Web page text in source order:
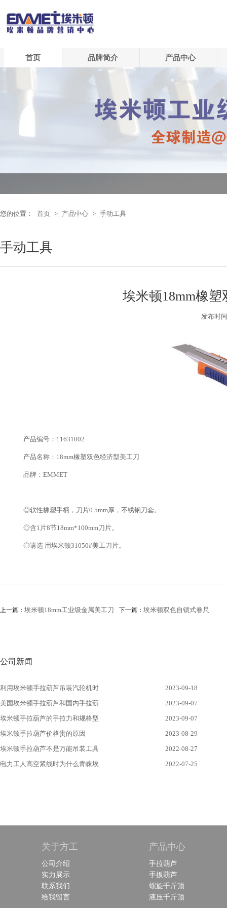
首页 品牌简介 产品中心
您的位置： 首页 > 产品中心 > 手动工具
手动工具
埃米顿18mm橡
发布时
产品编号：11631002
产品名称：18mm橡塑双色经济型美工刀
品牌：EMMET
◎软性橡塑手柄，刀片0.5mm厚，不锈钢刀套。
◎含1片8节18mm*100mm刀片。
◎请选 用埃米顿31050#美工刀片。
上一篇： 埃米顿18mm工业级金属美工刀 下一篇： 埃米顿双色自锁式卷尺
公司新闻
利用埃米顿手拉葫芦吊装汽轮机时
2023-09-18
美国埃米顿手拉葫芦和国内手拉葫
2023-09-07
埃米顿手拉葫芦的手拉力和规格型
2023-09-07
埃米顿手拉葫芦价格贵的原因
2023-08-29
埃米顿手拉葫芦不是万能吊装工具
2022-08-27
电力工人高空紧线时为什么青睐埃
2022-07-25
关于方工
公司介绍
实力展示
联系我们
给我留言
产品中心
手拉葫芦
手扳葫芦
螺旋千斤顶
液压千斤顶